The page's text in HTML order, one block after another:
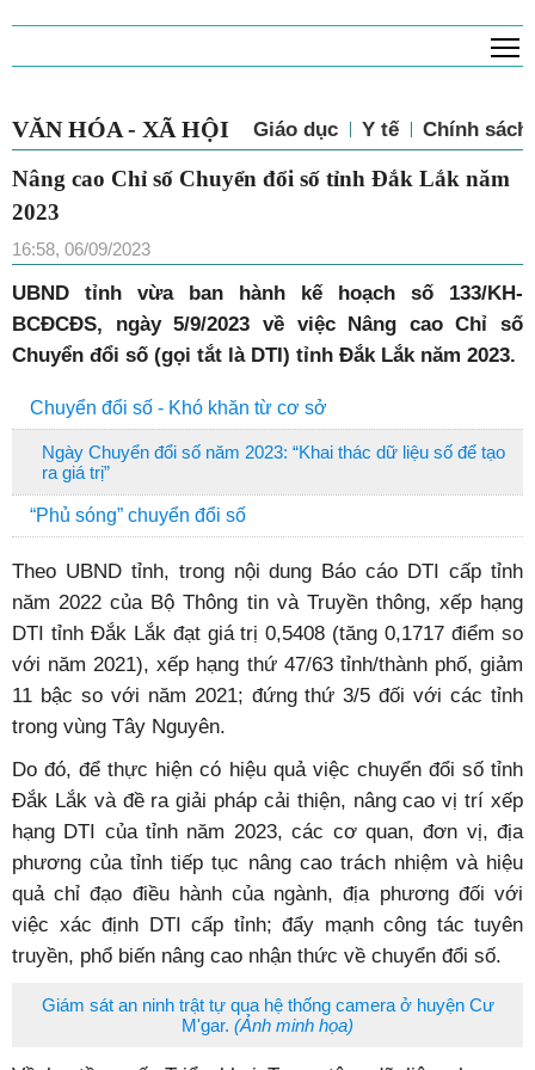
VĂN HÓA - XÃ HỘI Giáo dục Y tế Chính
Nâng cao Chỉ số Chuyển đổi số tỉnh Đắk
Lắk năm 2023
16:58, 06/09/2023
UBND tỉnh vừa ban hành kế hoạch số 133/KH-
BCĐCĐS, ngày 5/9/2023 về việc Nâng cao Chỉ số
Chuyển đổi số (gọi tắt là DTI) tỉnh Đắk Lắk năm 2023.
Chuyển đổi số - Khó khăn từ cơ sở
Ngày Chuyển đổi số năm 2023: “Khai thác dữ liệu số để tạo
ra giá trị”
“Phủ sóng” chuyển đổi số
Theo UBND tỉnh, trong nội dung Báo cáo DTI cấp tỉnh
năm 2022 của Bộ Thông tin và Truyền thông, xếp hạng
DTI tỉnh Đắk Lắk đạt giá trị 0,5408 (tăng 0,1717 điểm so
với năm 2021), xếp hạng thứ 47/63 tỉnh/thành phố, giảm
11 bậc so với năm 2021; đứng thứ 3/5 đối với các tỉnh
trong vùng Tây Nguyên.
Do đó, để thực hiện có hiệu quả việc chuyển đổi số tỉnh
Đắk Lắk và đề ra giải pháp cải thiện, nâng cao vị trí xếp
hạng DTI của tỉnh năm 2023, các cơ quan, đơn vị, địa
phương của tỉnh tiếp tục nâng cao trách nhiệm và hiệu
quả chỉ đạo điều hành của ngành, địa phương đối với
việc xác định DTI cấp tỉnh; đẩy mạnh công tác tuyên
truyền, phổ biến nâng cao nhận thức về chuyển đổi số.
Giám sát an ninh trật tự qua hệ thống camera ở huyện Cư
M'gar. (Ảnh minh họa)